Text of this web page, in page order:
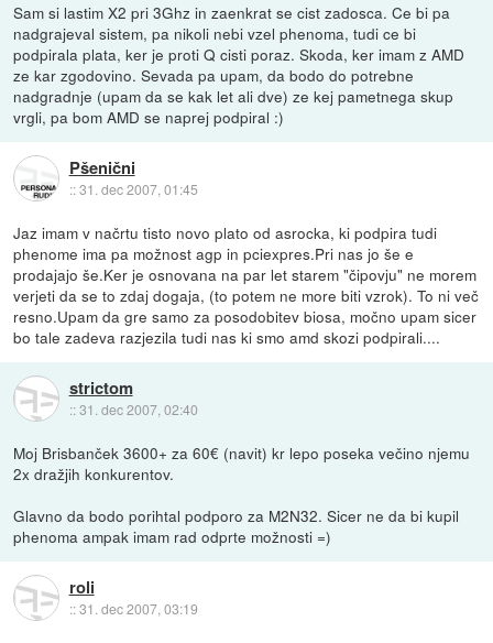
Sam si lastim X2 pri 3Ghz in zaenkrat se cist zadosca. Ce bi pa
nadgrajeval sistem, pa nikoli nebi vzel phenoma, tudi ce bi
podpirala plata, ker je proti Q cisti poraz. Skoda, ker imam z AMD
ze kar zgodovino. Sevada pa upam, da bodo do potrebne
nadgradnje (upam da se kak let ali dve) ze kej pametnega skup
vrgli, pa bom AMD se naprej podpiral :)
Pšenični
::31. dec 2007, 01:45
Jaz imam v načrtu tisto novo plato od asrocka, ki podpira tudi
phenome ima pa možnost agp in pciexpres.Pri nas jo še e
prodajajo še.Ker je osnovana na par let starem "čipovju" ne morem
verjeti da se to zdaj dogaja, (to potem ne more biti vzrok). To ni več
resno.Upam da gre samo za posodobitev biosa, močno upam sicer
bo tale zadeva razjezila tudi nas ki smo amd skozi podpirali....
strictom
::31. dec 2007, 02:40
Moj Brisbanček 3600+ za 60€ (navit) kr lepo poseka večino njemu
2x dražjih konkurentov.
Glavno da bodo porihtal podporo za M2N32. Sicer ne da bi kupil
phenoma ampak imam rad odprte možnosti =)
roli
::31. dec 2007, 03:19